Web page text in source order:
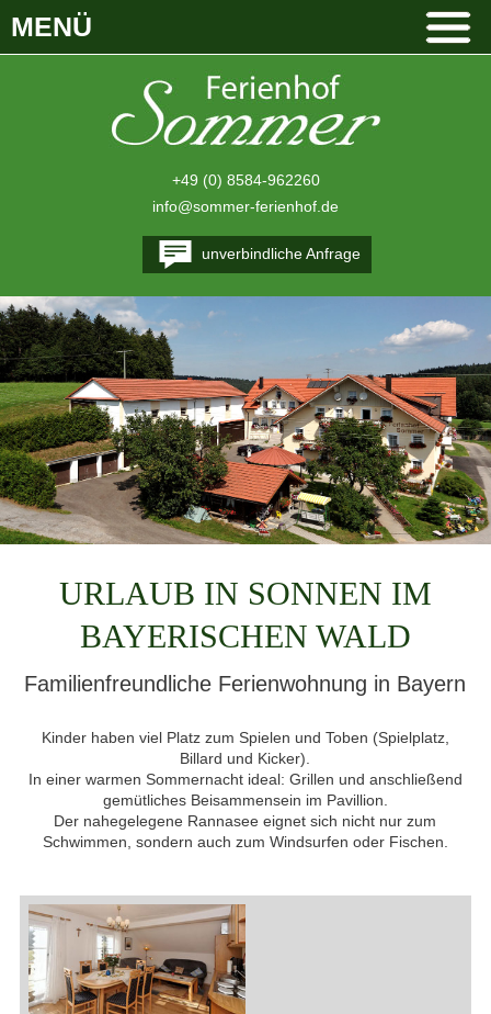
+49 (0) 8584-962260
info@sommer-ferienhof.de
unverbindliche Anfrage
MENÜ
URLAUB IN SONNEN IM
BAYERISCHEN WALD
Familienfreundliche Ferienwohnung in Bayern
Kinder haben viel Platz zum Spielen und Toben (Spielplatz,
Billard und Kicker).
In einer warmen Sommernacht ideal: Grillen und anschließend
gemütliches Beisammensein im Pavillion.
Der nahegelegene Rannasee eignet sich nicht nur zum
Schwimmen, sondern auch zum Windsurfen oder Fischen.